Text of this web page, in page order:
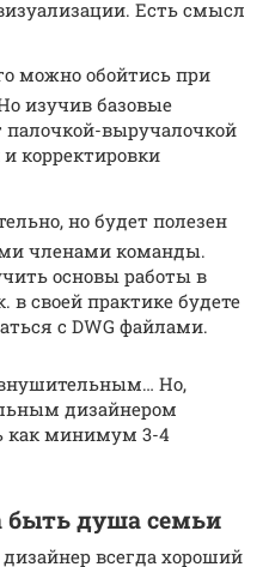
Есть смысл
можно обойтись при
изучив базовые
палочкой-выручалочкой
корректировки
но будет полезен
членами команды.
основы работы в
в своей практике будете
с DWG файлами.
Но,
дизайнером
как минимум 3-4
быть душа семьи
всегда хороший